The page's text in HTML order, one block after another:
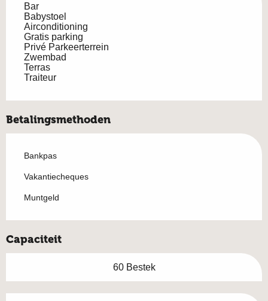
Bar
Babystoel
Airconditioning
Gratis parking
Privé Parkeerterrein
Zwembad
Terras
Traiteur
Betalingsmethoden
Bankpas
Vakantiecheques
Muntgeld
Capaciteit
60 Bestek